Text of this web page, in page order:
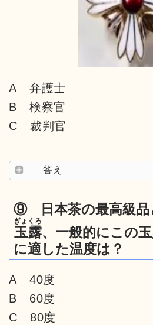
A 弁護士
B 検察官
C 裁判官
答え
⑨ 日本茶の最高級品
玉露
ぎょくろ
、一般的にこの
に適した温度は？
A 40度
B 60度
C 80度